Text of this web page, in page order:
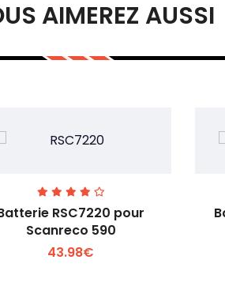
AIMEREZ AUSSI
Voir plus +
RSC7220 pour
Scanreco 590
43.98€